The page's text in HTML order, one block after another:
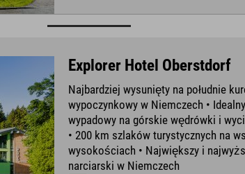
Explorer Hotel Oberstdorf
Najbardziej wysunięty na południe
wypoczynkowy w Niemczech •
wypadowy na górskie wędrówki i
• 200 km szlaków turystycznych na
wysokościach • Największy i
narciarski w Niemczech